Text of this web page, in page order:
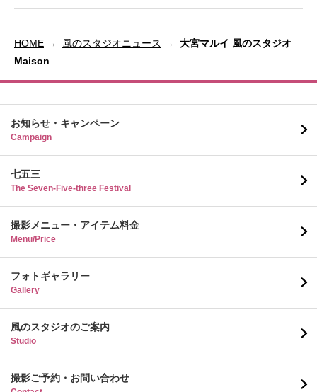
HOME 風のスタジオニュース
大宮マルイ 風のスタジオ
Maison
お知らせ・キャンペーン
Campaign
七五三
The Seven-Five-three Festival
撮影メニュー・アイテム料金
Menu/Price
フォトギャラリー
Gallery
風のスタジオのご案内
Studio
撮影ご予約・お問い合わせ